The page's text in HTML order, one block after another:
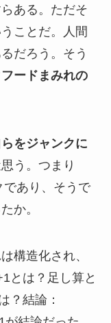
ある。ただそ
ことだ。人間
だろう。そう
ードまみれの
をジャンクに
う。つまり
であり、そうで
か。
構造化され、
とは？足し算と
？結論：